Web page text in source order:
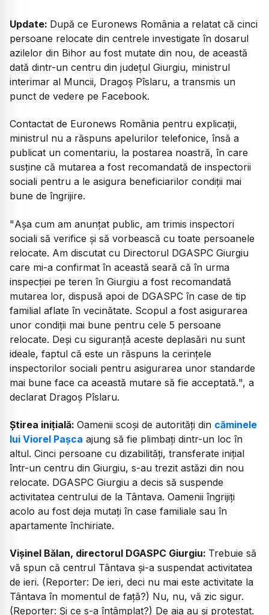
Update: După ce Euronews România a relatat că cinci
persoane relocate din centrele investigate în dosarul
azilelor din Bihor au fost mutate din nou, de această
dată dintr-un centru din județul Giurgiu, ministrul
interimar al Muncii, Dragoș Pîslaru, a transmis un
punct de vedere pe Facebook.
Contactat de Euronews România pentru explicații,
ministrul nu a răspuns apelurilor telefonice, însă a
publicat un comentariu, la postarea noastră, în care
susține că mutarea a fost recomandată de inspectorii
sociali pentru a le asigura beneficiarilor condiții mai
bune de îngrijire.
"Așa cum am anunțat public, am trimis inspectori
sociali să verifice și să vorbească cu toate persoanele
relocate. Am discutat cu Directorul DGASPC Giurgiu
care mi-a confirmat în această seară că în urma
inspecției pe teren în Giurgiu a fost recomandată
mutarea lor, dispusă apoi de DGASPC în case de tip
familial aflate în vecinătate. Scopul a fost asigurarea
unor condiții mai bune pentru cele 5 persoane
relocate. Deși cu siguranță aceste deplasări nu sunt
ideale, faptul că este un răspuns la cerințele
inspectorilor sociali pentru asigurarea unor standarde
mai bune face ca această mutare să fie acceptată.", a
declarat Dragoș Pîslaru.
Știrea inițială: Oamenii scoși de autorități din căminele
lui Viorel Pașca ajung să fie plimbați dintr-un loc în
altul. Cinci persoane cu dizabilități, transferate inițial
într-un centru din Giurgiu, s-au trezit astăzi din nou
relocate. DGASPC Giurgiu a decis să suspende
activitatea centrului de la Tântava. Oamenii îngrijiți
acolo au fost deja mutați în case familiale sau în
apartamente închiriate.
Vișinel Bălan, directorul DGASPC Giurgiu: Trebuie să
vă spun că centrul Tântava și-a suspendat activitatea
de ieri. (Reporter: De ieri, deci nu mai este activitate la
Tântava în momentul de față?) Nu, nu, vă zic sigur.
(Reporter: Și ce s-a întâmplat?) De aia au și protestat.